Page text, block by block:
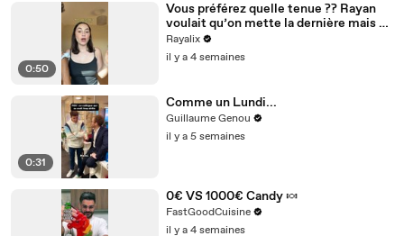
0:50
Vous préférez quelle tenue ?? Rayan
voulait qu’on mette la dernière mais on
a mis la 3ème 👀💙
Rayalix
il y a 4 semaines
0:31
Comme un Lundi...
Guillaume Genou
il y a 5 semaines
0€ VS 1000€ Candy 🍬
FastGoodCuisine
il y a 4 semaines